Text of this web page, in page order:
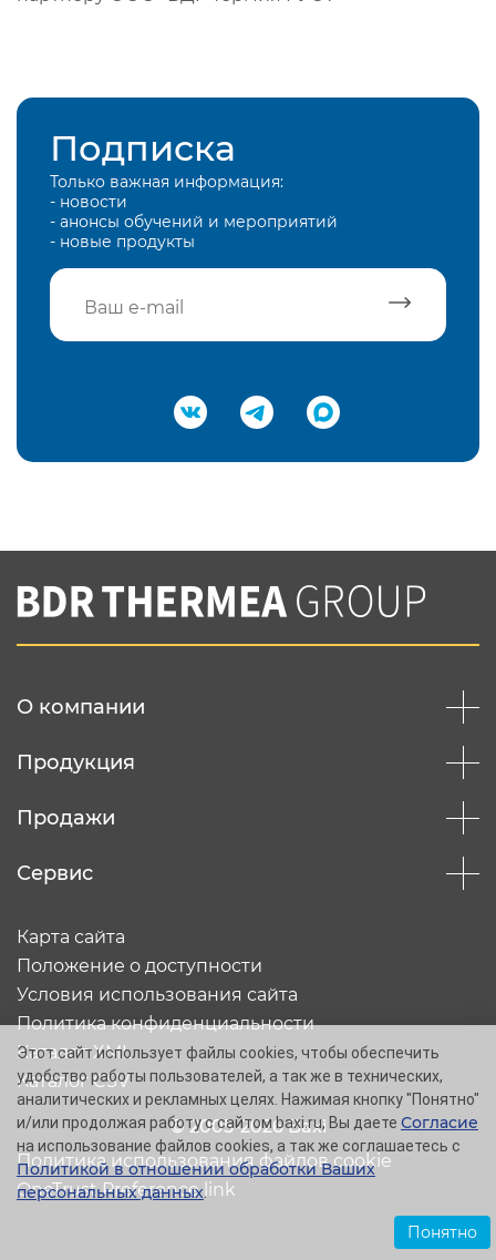
Подписка
Только важная информация:
- новости
- анонсы обучений и мероприятий
- новые продукты
Подтвердить e-mail
Вы соглашаетесь с нашей политикой
конфеденциальности
О компании
Продукция
Продажи
Сервис
© 2005-2026 Baxi
Карта сайта
Положение о доступности
Условия использования сайта
Политика конфиденциальности
Каталог XML
Каталог CSV
Политика использования файлов cookie
OneTrust Preference link
Этот сайт использует файлы cookies, чтобы обеспечить
удобство работы пользователей, а так же в технических,
аналитических и рекламных целях. Нажимая кнопку "Понятно"
и/или продолжая работу с сайтом baxi.ru, Вы даете Согласие
на использование файлов cookies, а так же соглашаетесь с
Политикой в отношении обработки Ваших
персональных данных.
Понятно